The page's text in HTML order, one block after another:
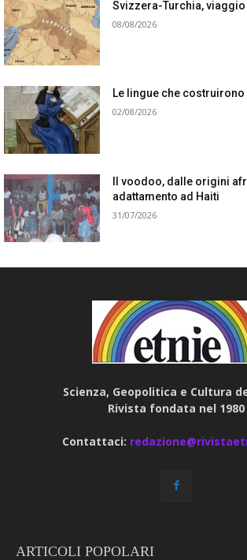
Svizzera-Turchia,
08/08/2026
Le lingue che costruirono
02/08/2026
Il voodoo, dalle origini
adattamento ad Haiti
31/07/2026
Scienza, Geopolitica e Cultura
Rivista fondata nel 1980
Contattaci:
ARTICOLI POPOLARI